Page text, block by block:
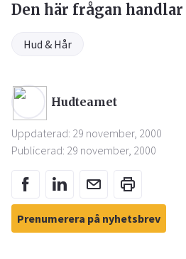
Den här frågan handlar
Hud & Hår
Hudteamet
Uppdaterad: 29 november, 2000
Publicerad: 29 november, 2000
Prenumerera på nyhetsbrev